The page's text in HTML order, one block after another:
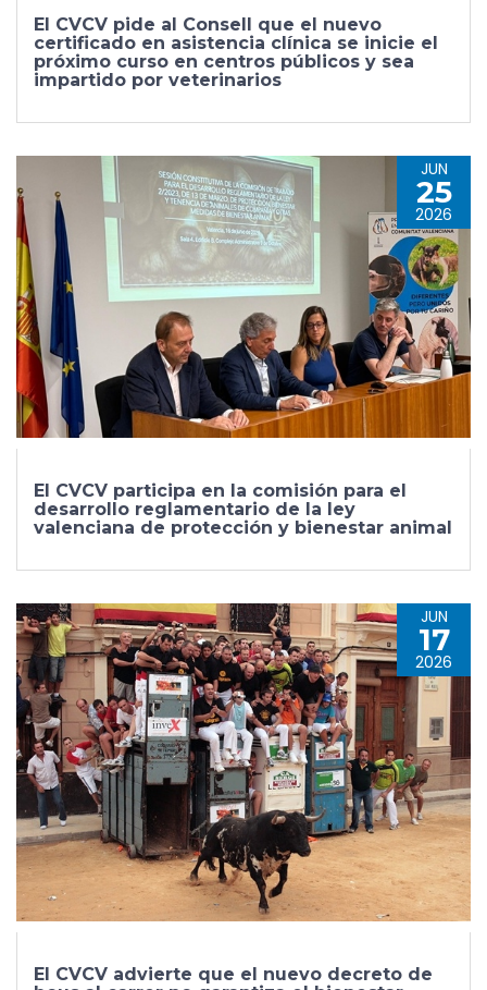
El CVCV pide al Consell que el nuevo
certificado en asistencia clínica se inicie el
próximo curso en centros públicos y sea
impartido por veterinarios
JUN
25
2026
El CVCV participa en la comisión para el
desarrollo reglamentario de la ley
valenciana de protección y bienestar animal
JUN
17
2026
El CVCV advierte que el nuevo decreto de